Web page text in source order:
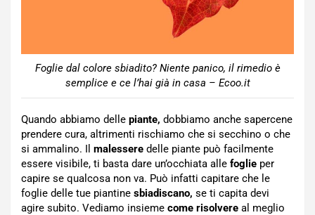
Foglie dal colore sbiadito? Niente panico, il rimedio è
semplice e ce l’hai già in casa – Ecoo.it
Quando abbiamo delle piante, dobbiamo anche sapercene
prendere cura, altrimenti rischiamo che si secchino o che
si ammalino. Il malessere delle piante può facilmente
essere visibile, ti basta dare un’occhiata alle foglie per
capire se qualcosa non va. Può infatti capitare che le
foglie delle tue piantine sbiadiscano, se ti capita devi
agire subito. Vediamo insieme come risolvere al meglio